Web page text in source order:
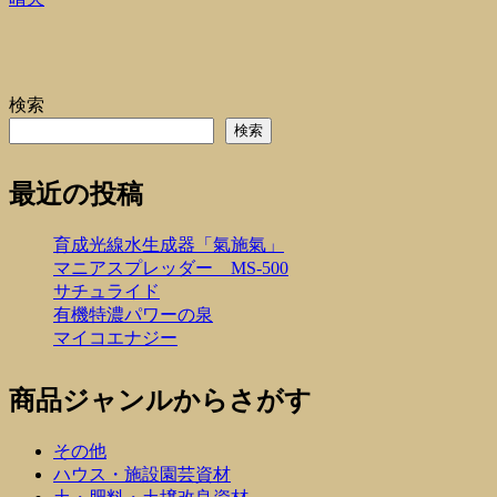
検索
検索
最近の投稿
育成光線水生成器「氣施氣」
マニアスプレッダー MS-500
サチュライド
有機特濃パワーの泉
マイコエナジー
商品ジャンルからさがす
その他
ハウス・施設園芸資材